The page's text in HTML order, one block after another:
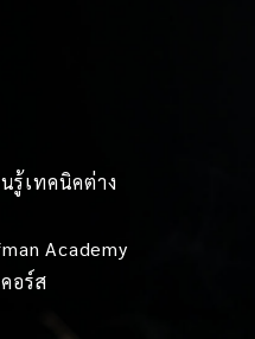
รู้เทคนิคต่าง
Academy
อร์ส